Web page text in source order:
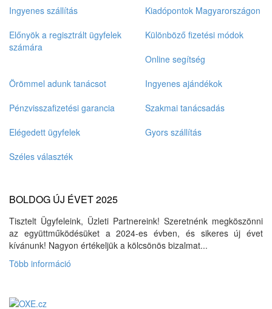
Ingyenes szállítás
Kiadópontok Magyarországon
Előnyök a regisztrált ügyfelek
számára
Különböző fizetési módok
Online segítség
Örömmel adunk tanácsot
Ingyenes ajándékok
Pénzvisszafizetési garancia
Szakmai tanácsadás
Elégedett ügyfelek
Gyors szállítás
Széles választék
BOLDOG ÚJ ÉVET 2025
Tisztelt Ügyfeleink, Üzleti Partnereink! Szeretnénk megköszönni
az együttműködésüket a 2024-es évben, és sikeres új évet
kívánunk! Nagyon értékeljük a kölcsönös bizalmat...
Több információ